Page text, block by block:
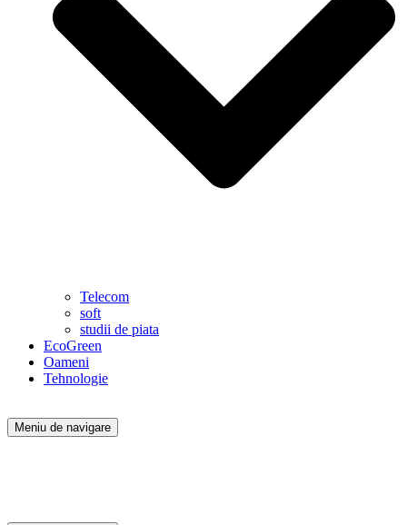
Telecom
soft
studii de piata
EcoGreen
Oameni
Tehnologie
Meniu de navigare